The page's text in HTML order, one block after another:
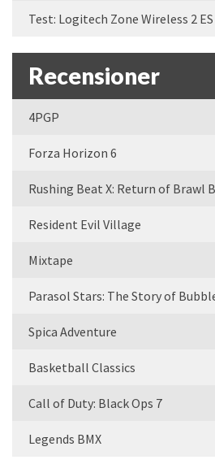
Test: Logitech Zone Wireless 2 ES
Recensioner
4PGP
Forza Horizon 6
Rushing Beat X: Return of Brawl
Resident Evil Village
Mixtape
Parasol Stars: The Story of
Spica Adventure
Basketball Classics
Call of Duty: Black Ops 7
Legends BMX